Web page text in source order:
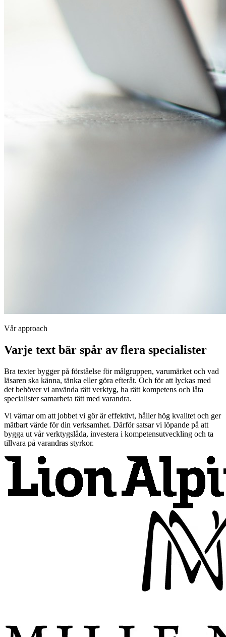
Vår approach
Varje text bär spår av flera specialister
Bra texter bygger på förståelse för målgruppen, varumärket och vad
läsaren ska känna, tänka eller göra efteråt. Och för att lyckas med
det behöver vi använda rätt verktyg, ha rätt kompetens och låta
specialister samarbeta tätt med varandra.
Vi värnar om att jobbet vi gör är effektivt, håller hög kvalitet och ger
mätbart värde för din verksamhet. Därför satsar vi löpande på att
bygga ut vår verktygslåda, investera i kompetensutveckling och ta
tillvara på varandras styrkor.